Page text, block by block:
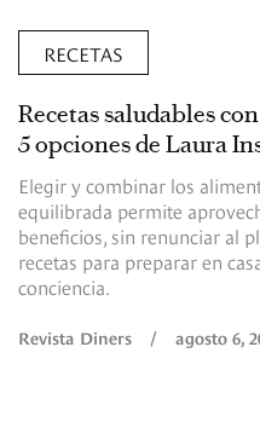
RECETAS
Recetas saludables
5 opciones de Laura
Elegir y combinar los
equilibrada permite
beneficios, sin renunciar al
recetas para preparar en
conciencia.
Revista Diners / agosto 6,